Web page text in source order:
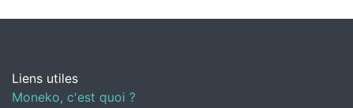
Liens utiles
Moneko, c'est quoi ?